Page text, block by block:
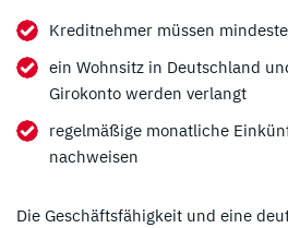
Kreditnehmer müssen
ein Wohnsitz in Deutschland
Girokonto werden verlangt
regelmäßige monatliche
nachweisen
Die Geschäftsfähigkeit und eine